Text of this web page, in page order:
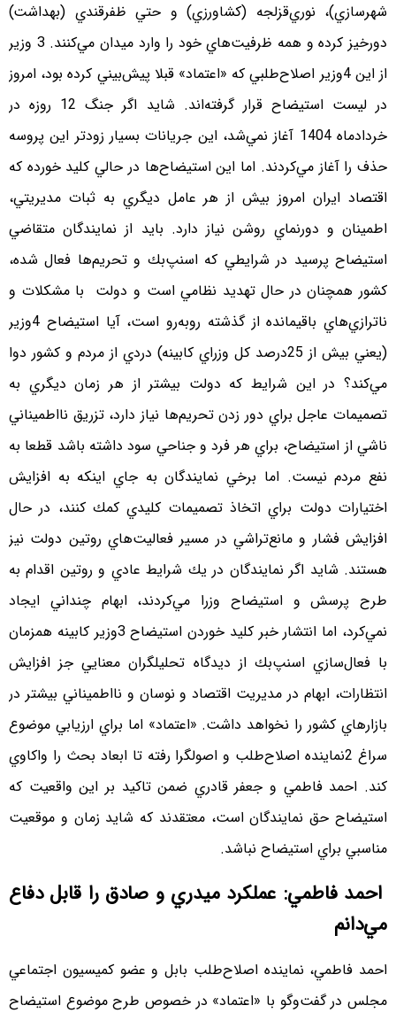
شهرسازي)، نوري‌قزلجه (كشاورزي) و حتي ظفرقندي (بهداشت)
دورخيز كرده و همه ظرفيت‌هاي خود را وارد ميدان مي‌كنند. 3 وزير
از اين 4وزير اصلاح‌طلبي كه «اعتماد» قبلا پيش‌بيني كرده بود، امروز
در ليست استيضاح قرار گرفته‌اند. شايد اگر جنگ 12 روزه در
خردادماه 1404 آغاز نمي‌شد، اين جريانات بسيار زودتر اين پروسه
حذف را آغاز مي‌كردند. اما اين استيضاح‌ها در حالي كليد خورده كه
اقتصاد ايران امروز بيش از هر عامل ديگري به ثبات مديريتي،
اطمينان و دورنماي روشن نياز دارد. بايد از نمايندگان متقاضي
استيضاح پرسيد در شرايطي كه اسنپ‌بك و تحريم‌ها فعال شده،
کشور همچنان در حال تهديد نظامي است و دولت با مشكلات و
ناترازي‌هاي باقيمانده از گذشته روبه‌رو است، آيا استيضاح 4وزير
(يعني بيش از 25درصد كل وزراي كابينه) دردي از مردم و كشور دوا
مي‌كند؟ در اين شرايط كه دولت بيشتر از هر زمان ديگري به
تصميمات عاجل براي دور زدن تحريم‌ها نياز دارد، تزريق نااطميناني
ناشي از استيضاح، براي هر فرد و جناحي سود داشته باشد قطعا به
نفع مردم نيست. اما برخي نمايندگان به جاي اينكه به افزايش
اختيارات دولت براي اتخاذ تصميمات كليدي كمك كنند، در حال
افزايش فشار و مانع‌تراشي در مسير فعاليت‌هاي روتين دولت نيز
هستند. شايد اگر نمايندگان در يك شرايط عادي و روتين اقدام به
طرح پرسش و استيضاح وزرا مي‌كردند، ابهام چنداني ايجاد
نمي‌كرد، اما انتشار خبر كليد خوردن استيضاح 3وزير كابينه همزمان
با فعال‌سازي اسنپ‌بك از ديدگاه تحليلگران معنايي جز افزايش
انتظارات، ابهام در مديريت اقتصاد و نوسان و نااطميناني بيشتر در
بازارهاي كشور را نخواهد داشت. «اعتماد» اما براي ارزيابي موضوع
سراغ 2نماينده اصلاح‌طلب و اصولگرا رفته تا ابعاد بحث را واكاوي
كند. احمد فاطمي و جعفر قادري ضمن تاكيد بر اين واقعيت كه
استيضاح حق نمايندگان است، معتقدند كه شايد زمان و موقعيت
مناسبي براي استيضاح نباشد.
احمد فاطمي: عملكرد ميدري و صادق را قابل دفاع
مي‌دانم
احمد فاطمي، نماينده اصلاح‌طلب بابل و عضو كميسيون اجتماعي
مجلس در گفت‌وگو با «اعتماد» در خصوص طرح موضوع استيضاح